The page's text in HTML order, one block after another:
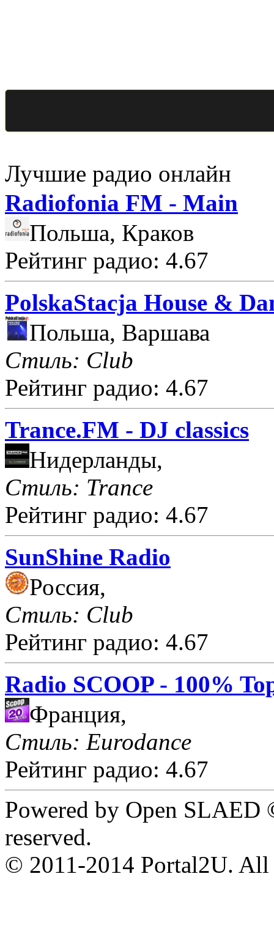
Лучшие радио онлайн
Radiofonia FM - Main
Польша, Краков
Рейтинг радио: 4.67
PolskaStacja House &
Польша, Варшава
Стиль: Club
Рейтинг радио: 4.67
Trance.FM - DJ classics
Нидерланды,
Стиль: Trance
Рейтинг радио: 4.67
SunShine Radio
Россия,
Стиль: Club
Рейтинг радио: 4.67
Radio SCOOP - 100%
Франция,
Стиль: Eurodance
Рейтинг радио: 4.67
Powered by Open
reserved.
© 2011-2014 Portal2U. All